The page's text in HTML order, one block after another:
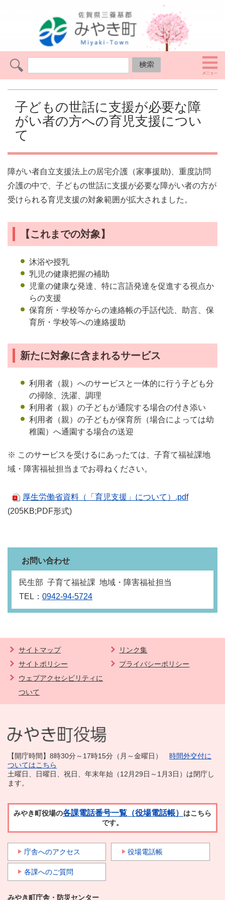
子どもの世話に支援が必要な障
がい者の方への育児支援につい
て
障がい者自立支援法上の居宅介護（家事援助)、重度訪問
介護の中で、子どもの世話に支援が必要な障がい者の方が
受けられる育児支援の対象範囲が拡大されました。
【これまでの対象】
沐浴や授乳
乳児の健康把握の補助
児童の健康な発達、特に言語発達を促進する視点か
らの支援
保育所・学校等からの連絡帳の手話代読、助言、保
育所・学校等への連絡援助
新たに対象に含まれるサービス
利用者（親）へのサービスと一体的に行う子ども分
の掃除、洗濯、調理
利用者（親）の子どもが通院する場合の付き添い
利用者（親）の子どもが保育所（場合によっては幼
稚園）へ通園する場合の送迎
※ このサービスを受けるにあったては、 子育て福祉課地
域・障害福祉担当 までお尋ねください。
厚生労働省資料（「育児支援」について）.pdf
(205KB;PDF形式)
お問い合わせ
民生部 子育て福祉課 地域・障害福祉担当
TEL： 0942-94-5724
サイトマップ
リンク集
サイトポリシー
プライバシーポリシー
ウェブアクセシビリティに
ついて
【開庁時間】8時30分～17時15分（月～金曜日） 時間外交付に
ついてはこちら
土曜日、日曜日、祝日、年末年始（12月29日～1月3日）は閉庁し
ます。
みやき町役場の各課電話番号一覧（役場電話帳） はこちら
です。
庁舎へのアクセス 役場電話帳
各課へのご質問
みやき町庁舎・防災センター